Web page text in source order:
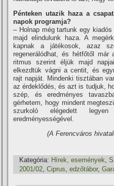
Pénteken utazik haza a
napok programja?
– Holnap még tartunk egy
majd elindulunk haza. A
kapnak a játékosok, azaz
regenerálódhat, és hétfőtől már
ritmus szerint éljük majd
elkezdtük vágni a centit, és
rajt napját. Mindenki tisztában
az érdeklődés, és azt is tudjuk,
szép, és eredményes
gérhetem, hogy mindent
szurkoló elégedett
eredményességével.
(A Ferencváros
Kategória: Hí­rek, események,
2001/02,Ciprus,edzőtábor,